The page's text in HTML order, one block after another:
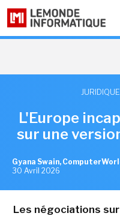
JURIDIQUE
L'Europe
sur une
Gyana Swain,
30 Avril 2026
Les négociations